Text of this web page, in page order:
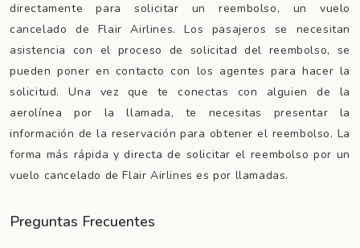
directamente para solicitar un reembolso, un vuelo
cancelado de Flair Airlines. Los pasajeros se necesitan
asistencia con el proceso de solicitad del reembolso, se
pueden poner en contacto con los agentes para hacer la
solicitud. Una vez que te conectas con alguien de la
aerolínea por la llamada, te necesitas presentar la
información de la reservación para obtener el reembolso. La
forma más rápida y directa de solicitar el reembolso por un
vuelo cancelado de Flair Airlines es por llamadas.
Preguntas Frecuentes